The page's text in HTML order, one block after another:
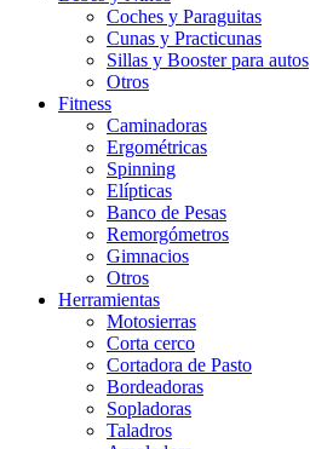
Coches y Paraguitas
Cunas y Practicunas
Sillas y Booster para autos
Otros
Fitness
Caminadoras
Ergométricas
Spinning
Elípticas
Banco de Pesas
Remorgómetros
Gimnacios
Otros
Herramientas
Motosierras
Corta cerco
Cortadora de Pasto
Bordeadoras
Sopladoras
Taladros